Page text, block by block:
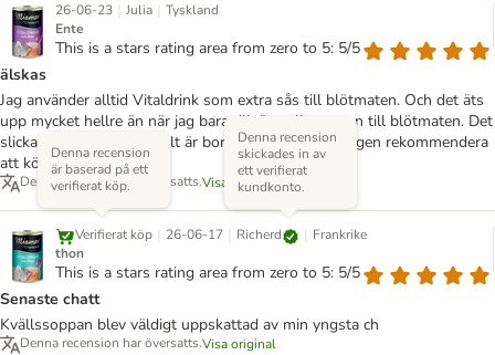
26-06-23 | Julia | Tyskland
Ente
This is a stars rating area from zero to 5: 5/5
älskas
Jag använder alltid Vitaldrink som extra sås till blötmaten. Och det äts
upp mycket hellre än när jag bara tillsätter lite vatten till blötmaten. Det
slickas och slickas tills allt är borta, så jag kan verkligen rekommendera
att köpa den.
Denna recension har översatts.Visa original
Verifierat köp
Denna recension
är baserad på ett
verifierat köp.
| 26-06-17 | Richerd
Denna recension
skickades in av
ett verifierat
kundkonto.
| Frankrike
thon
This is a stars rating area from zero to 5: 5/5
Senaste chatt
Kvällssoppan blev väldigt uppskattad av min yngsta ch
Denna recension har översatts.Visa original